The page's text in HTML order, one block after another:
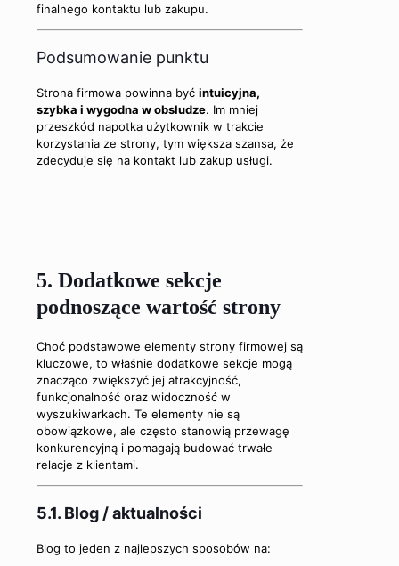
finalnego kontaktu lub zakupu.
Podsumowanie punktu
Strona firmowa powinna być intuicyjna,
szybka i wygodna w obsłudze. Im mniej
przeszkód napotka użytkownik w trakcie
korzystania ze strony, tym większa szansa, że
zdecyduje się na kontakt lub zakup usługi.
5. Dodatkowe sekcje
podnoszące wartość strony
Choć podstawowe elementy strony firmowej są
kluczowe, to właśnie dodatkowe sekcje mogą
znacząco zwiększyć jej atrakcyjność,
funkcjonalność oraz widoczność w
wyszukiwarkach. Te elementy nie są
obowiązkowe, ale często stanowią przewagę
konkurencyjną i pomagają budować trwałe
relacje z klientami.
5.1. Blog / aktualności
Blog to jeden z najlepszych sposobów na: